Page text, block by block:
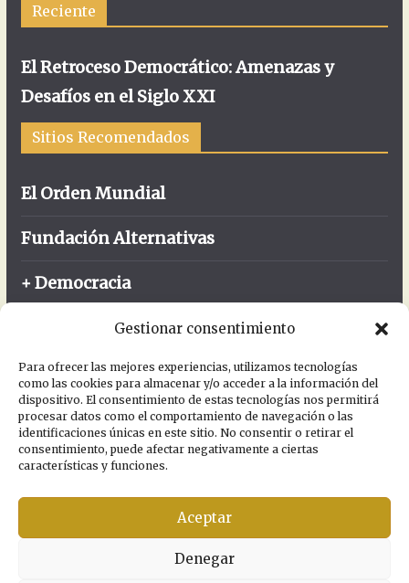
Gestionar consentimiento
Para ofrecer las mejores experiencias, utilizamos tecnologías
como las cookies para almacenar y/o acceder a la información del
dispositivo. El consentimiento de estas tecnologías nos permitirá
procesar datos como el comportamiento de navegación o las
identificaciones únicas en este sitio. No consentir o retirar el
consentimiento, puede afectar negativamente a ciertas
características y funciones.
Aceptar
Denegar
Reciente
El Retroceso Democrático: Amenazas y
Desafíos en el Siglo XXI
Sitios Recomendados
El Orden Mundial
Fundación Alternativas
+ Democracia
Enlaces
Portal
Asóciate
Política de Privacidad